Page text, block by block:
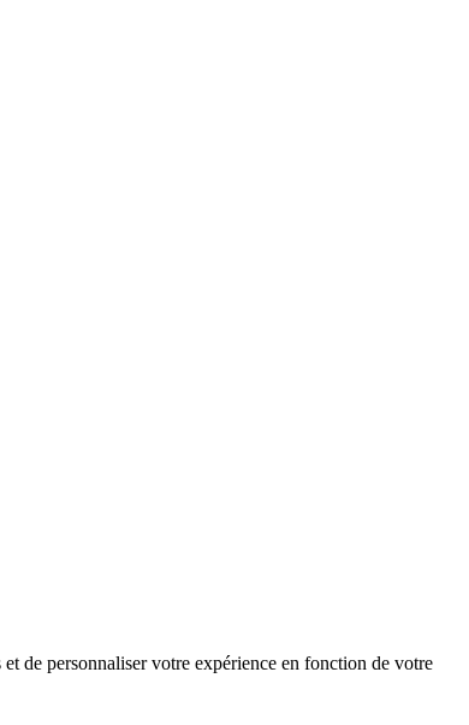
de personnaliser votre expérience en fonction de votre